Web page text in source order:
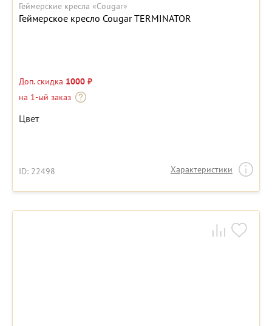
Геймерские кресла «Cougar»
Геймерское кресло Cougar TERMINATOR
Доп. скидка 1000 ₽
на 1-ый заказ
Цвет
ID: 22498 Характеристики